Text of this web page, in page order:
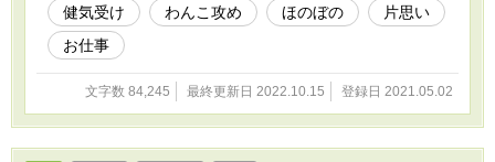
健気受け わんこ攻め ほのぼの
片思い
お仕事
文字数 84,245 最終更新日 2022.10.15 登録日 2021.05.02